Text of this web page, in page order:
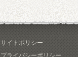
サイトポリシー
プライバシーポリシー